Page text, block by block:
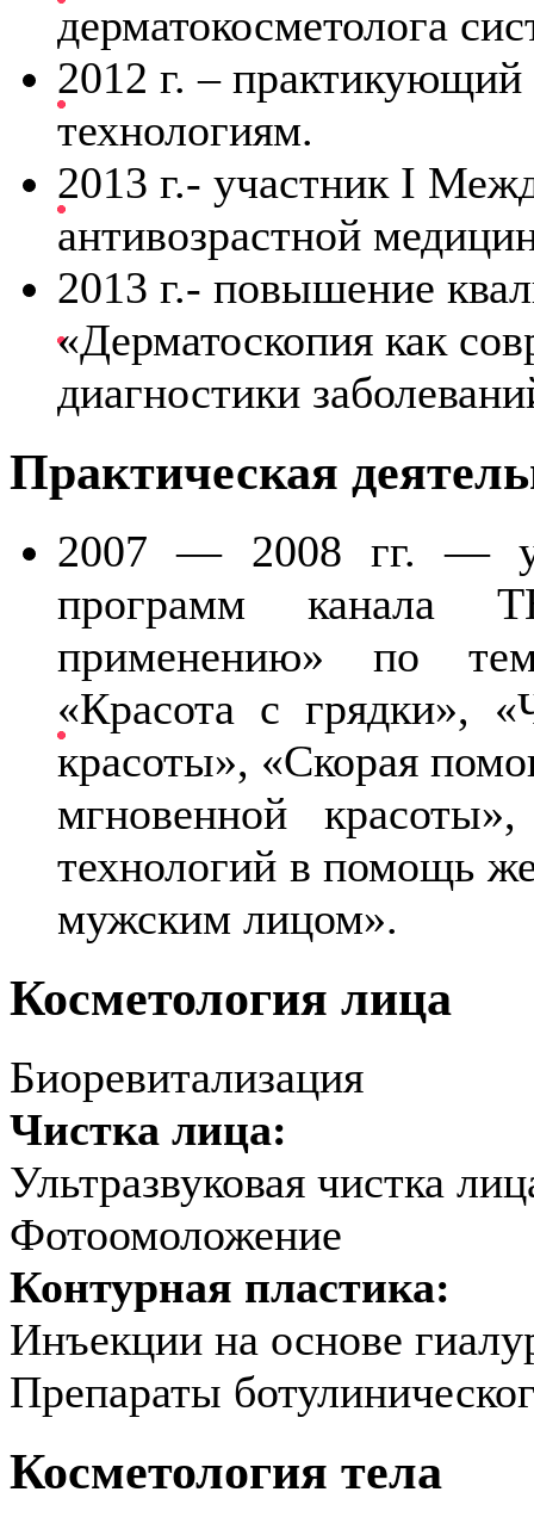
дерматокосметолога
2012 г. – практикующий
технологиям.
2013 г.- участник I
антивозрастной
2013 г.- повышение
«Дерматоскопия как
диагностики
Практическая
2007 — 2008 гг. —
программ канала
применению» по
«Красота с грядки»,
красоты», «Скорая
мгновенной
технологий в помощь
мужским лицом».
Косметология лица
Биоревитализация
Чистка лица:
Ультразвуковая чистка
Фотоомоложение
Контурная пластика:
Инъекции на основе
Препараты
Косметология тела